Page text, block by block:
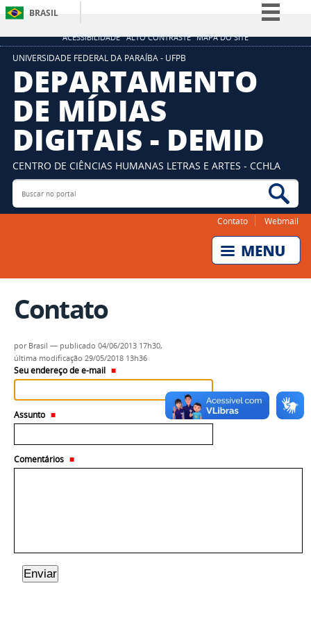
ACESSIBILIDADE ALTO CONTRASTE MAPA DO SITE
BRASIL
Simplifique!
Participe
Canais
UNIVERSIDADE FEDERAL DA PARAÍBA - UFPB
DEPARTAMENTO
DE MÍDIAS
DIGITAIS - DEMID
CENTRO DE CIÊNCIAS HUMANAS LETRAS E ARTES - CCHLA
Buscar no portal
Contato Webmail
Contato
por Brasil — publicado 04/06/2013 17h30,
última modificação 29/05/2018 13h36
Seu endereço de e-mail
Assunto
Comentários